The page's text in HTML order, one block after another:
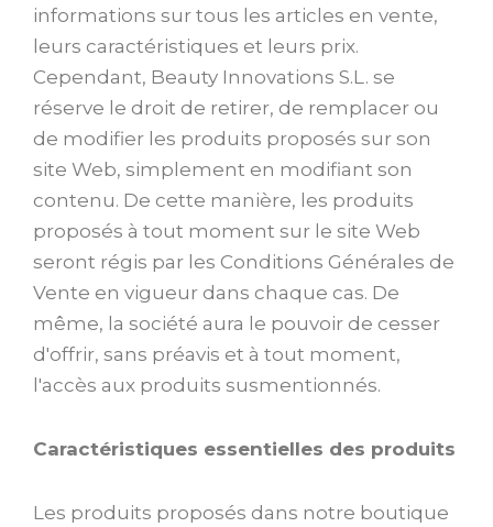
informations sur tous les articles en vente,
leurs caractéristiques et leurs prix.
Cependant, Beauty Innovations S.L. se
réserve le droit de retirer, de remplacer ou
de modifier les produits proposés sur son
site Web, simplement en modifiant son
contenu. De cette manière, les produits
proposés à tout moment sur le site Web
seront régis par les Conditions Générales de
Vente en vigueur dans chaque cas. De
même, la société aura le pouvoir de cesser
d'offrir, sans préavis et à tout moment,
l'accès aux produits susmentionnés.
Caractéristiques essentielles des produits
Les produits proposés dans notre boutique